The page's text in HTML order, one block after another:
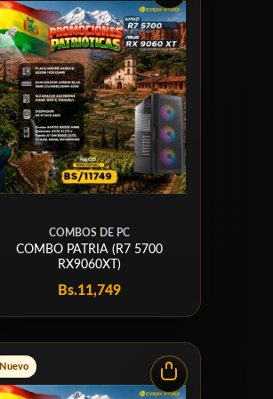
COMBOS DE PC
COMBO PATRIA (R7 5700
RX9060XT)
Bs.11,749
Nuevo